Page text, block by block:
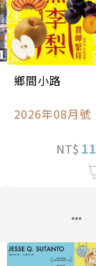
鄉間小路
2026年08月號
NT$